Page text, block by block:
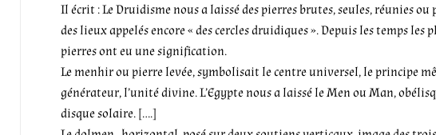
Il écrit : Le Druidisme nous a laissé des pierres brutes, seules, réunies ou
des lieux appelés encore « des cercles druidiques ». Depuis les temps les
pierres ont eu une signification.
Le menhir ou pierre levée, symbolisait le centre universel, le principe
générateur, l’unité divine. L’Egypte nous a laissé le Men ou Man,
disque solaire. [….]